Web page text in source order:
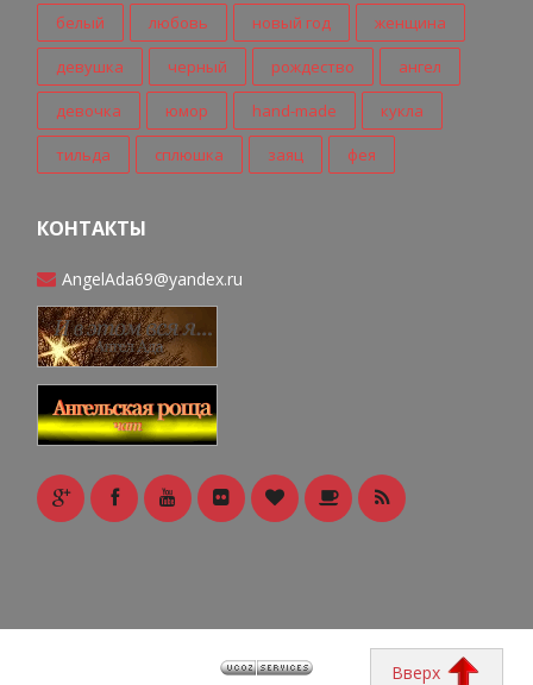
белый любовь новый год женщина
девушка черный рождество ангел
девочка юмор hand-made кукла
тильда сплюшка заяц фея
КОНТАКТЫ
AngelAda69@yandex.ru
Вверх